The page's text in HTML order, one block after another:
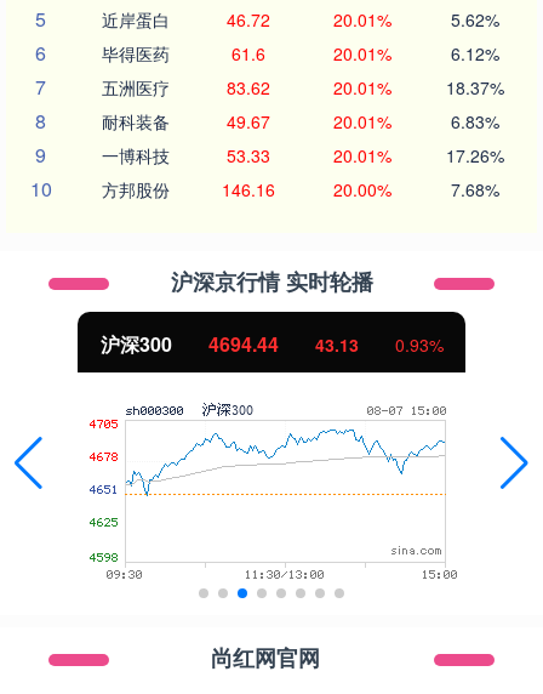
5 近岸蛋白 46.72 20.01% 5.62%
6 毕得医药 61.6 20.01% 6.12%
7 五洲医疗 83.62 20.01% 18.37%
8 耐科装备 49.67 20.01% 6.83%
9 一博科技 53.33 20.01% 17.26%
10 方邦股份 146.16 20.00% 7.68%
沪深京行情 实时轮播
北证50 1134.24
尚红网官网